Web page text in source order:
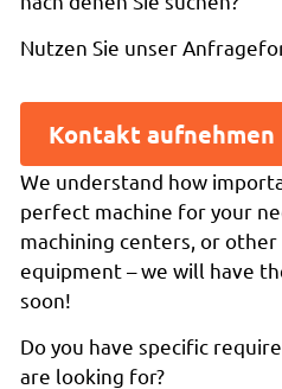
Nutzen Sie unser
Kontakt aufnehmen
We understand how
perfect machine for your
machining centers, or other
equipment – we will have
soon!
Do you have specific
are looking for?